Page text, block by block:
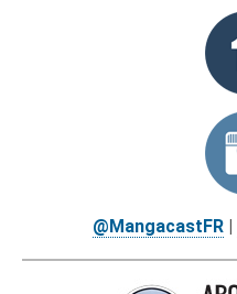
@MangacastFR |